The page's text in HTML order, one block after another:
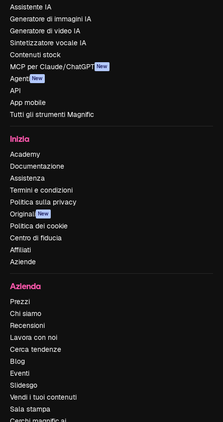
Assistente IA
Generatore di immagini IA
Generatore di video IA
Sintetizzatore vocale IA
Contenuti stock
MCP per Claude/ChatGPT New
Agenti New
API
App mobile
Tutti gli strumenti Magnific
Inizia
Academy
Documentazione
Assistenza
Termini e condizioni
Politica sulla privacy
Originali New
Politica dei cookie
Centro di fiducia
Affiliati
Aziende
Azienda
Prezzi
Chi siamo
Recensioni
Lavora con noi
Cerca tendenze
Blog
Eventi
Slidesgo
Vendi i tuoi contenuti
Sala stampa